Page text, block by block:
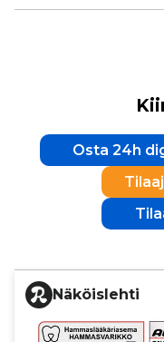
Osta 24h
Näköislehti